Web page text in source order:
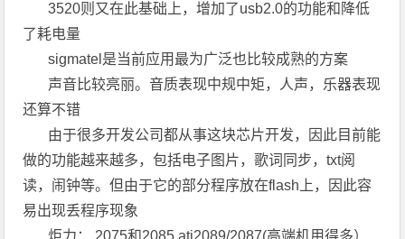
3520则又在此基础上，增加了usb2.0的功能和降低
了耗电量
sigmatel是当前应用最为广泛也比较成熟的方案
声音比较亮丽。音质表现中规中矩，人声，乐器表现
还算不错
由于很多开发公司都从事这块芯片开发，因此目前能
做的功能越来越多，包括电子图片，歌词同步，txt阅
读，闹钟等。但由于它的部分程序放在flash上，因此容
易出现丢程序现象
炬力： 2075和2085 atj2089/2087(高端机用得多）